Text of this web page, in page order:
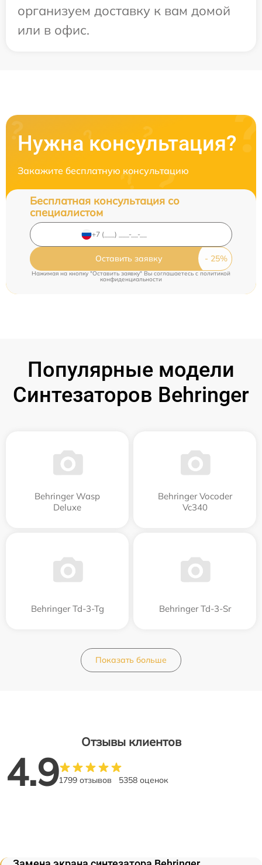
организуем доставку к вам домой
или в офис.
Нужна консультация?
Закажите бесплатную консультацию
Бесплатная консультация со
специалистом
Оставить заявку
Нажимая на кнопку "Оставить заявку" Вы соглашаетесь cполитикой
конфиденциальности
Популярные модели
Синтезаторов Behringer
Behringer Wasp
Deluxe
Behringer Vocoder
Vc340
Behringer Td-3-Tg Behringer Td-3-Sr
Показать больше
Отзывы клиентов
4.91799 отзывов 5358 оценок